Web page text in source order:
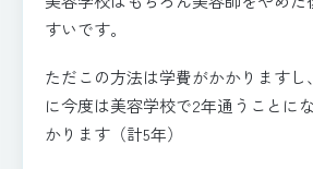
すいです。
ただこの方法は学費がかかりますし
に今度は美容学校で2年通うことに
かります（計5年）